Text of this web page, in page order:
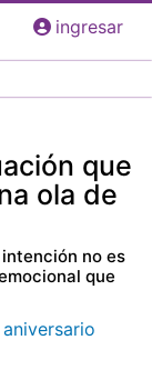
ingresar
que
ola de
no es
que